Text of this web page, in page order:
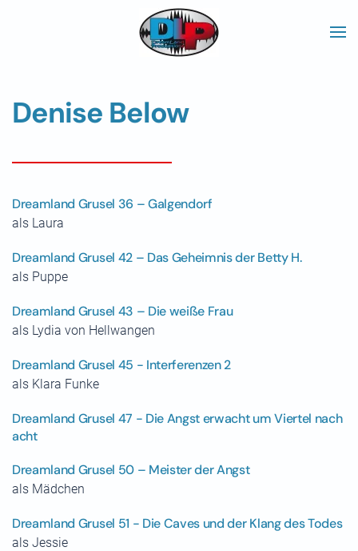
Skip to main content
Denise Below
Dreamland Grusel 36 – Galgendorf
als Laura
Dreamland Grusel 42 – Das Geheimnis der Betty H.
als Puppe
Dreamland Grusel 43 – Die weiße Frau
als Lydia von Hellwangen
Dreamland Grusel 45 - Interferenzen 2
als Klara Funke
Dreamland Grusel 47 - Die Angst erwacht um Viertel nach
acht
Dreamland Grusel 50 – Meister der Angst
als Mädchen
Dreamland Grusel 51 - Die Caves und der Klang des Todes
als Jessie